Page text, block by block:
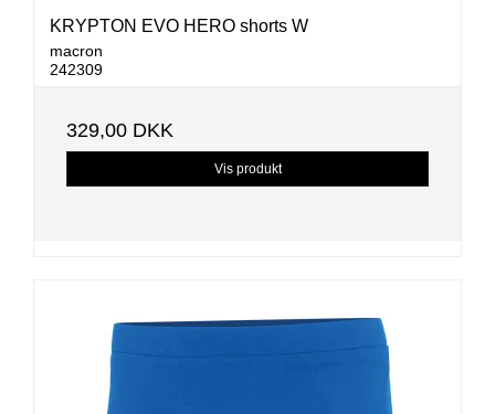
KRYPTON EVO HERO shorts W
macron
242309
329,00 DKK
Vis produkt